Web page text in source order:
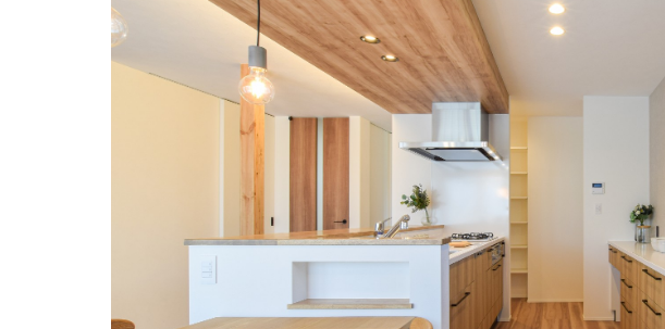
的
#キッチン
キッチンの種類 #カウンターキッチン
キッチン収納 #カップボード #パントリー
スタイル #シンプル・ナチュラル #モダン